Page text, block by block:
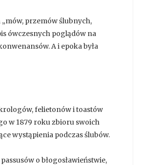
przemów ślubnych,
ówczesnych poglądów na
A i epoka była
felietonów i toastów
w 1879 roku zbioru swoich
wystąpienia podczas ślubów.
o błogosławieństwie,